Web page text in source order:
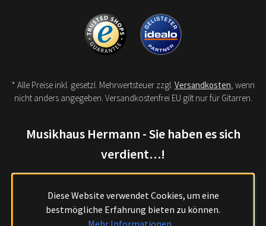
* Alle Preise inkl. gesetzl. Mehrwertsteuer zzgl. Versandkosten, wenn
nicht anders angegeben. Versandkostenfrei EU gilt nur für Gitarren.
Musikhaus Hermann - Sie haben es sich
verdient…!
Diese Website verwendet Cookies, um eine
bestmögliche Erfahrung bieten zu können.
Mehr Informationen ...